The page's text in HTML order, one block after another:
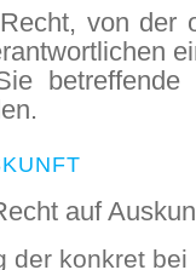
von der
betreffende
auf
der konkret